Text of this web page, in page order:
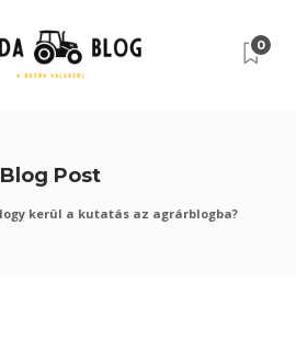
0
Blog Post
kerül a kutatás az agrárblogba?